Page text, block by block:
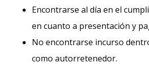
Encontrarse al día en el
en cuanto a presentación y
No encontrarse incurso
como autorretenedor.